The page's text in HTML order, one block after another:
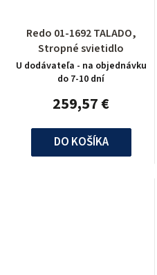
Redo 01-1692 TALADO,
Stropné svietidlo
U dodávateľa - na objednávku
do 7-10 dní
259,57 €
DO KOŠÍKA